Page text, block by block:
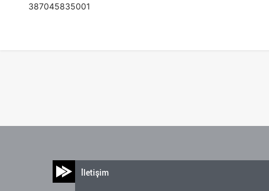
387045835001
İletişim